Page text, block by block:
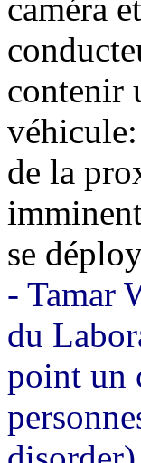
caméra
contenir
de la
se
- Tamar
du
point un